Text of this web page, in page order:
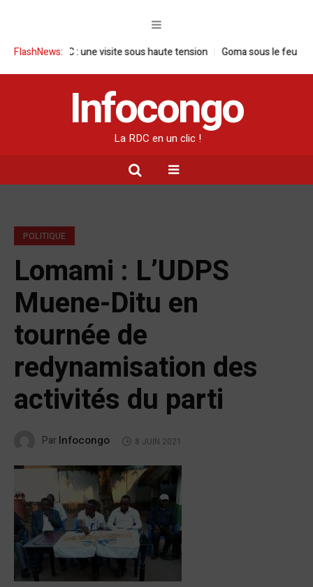
FlashNews:
RDC : une visite sous haute tension Goma sous le feu : la situation
Infocongo
La RDC en un clic !
POLITIQUE
Lomami : L’UDPS
Muene-Ditu en
tournée de
redynamisation des
activités du parti
Par Infocongo 8 JUIN 2021